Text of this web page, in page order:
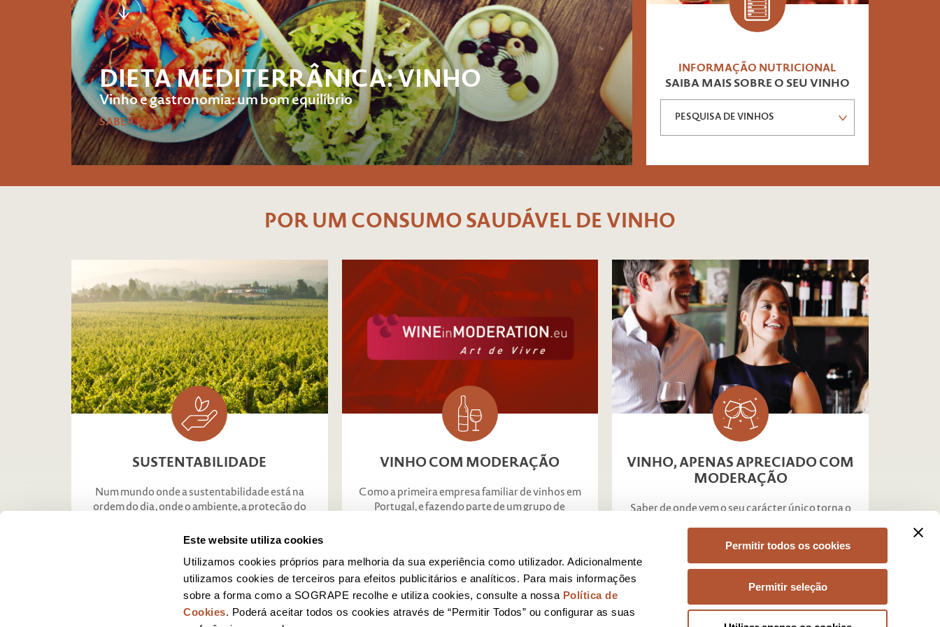
Este website utiliza cookies
Utilizamos cookies próprios para melhoria da sua experiência como utilizador. Adicionalmente
utilizamos cookies de terceiros para efeitos publicitários e analíticos. Para mais informações
sobre a forma como a SOGRAPE recolhe e utiliza cookies, consulte a nossa Política de
Cookies. Poderá aceitar todos os cookies através de “Permitir Todos” ou configurar as suas
Permitir todos os cookies
Permitir seleção
DIETA MEDITERRÂNICA: VINHO
Vinho e gastronomia: um bom equilíbrio
SABER MAIS
VINHO COM MODERAÇÃO
SABER MAIS
INFORMAÇÃO NUTRICIONAL
SAIBA MAIS SOBRE O SEU VINHO
PESQUISA DE VINHOS
POR UM CONSUMO SAUDÁVEL DE VINHO
SUSTENTABILIDADE
Num mundo onde a sustentabilidade está na
ordem do dia, onde o ambiente, a proteção do
SABER MAIS
VINHO COM MODERAÇÃO
Como a primeira empresa familiar de vinhos em
Portugal, e fazendo parte de um grupo de
SABER MAIS
VINHO, APENAS APRECIADO COM
MODERAÇÃO
Saber de onde vem o seu carácter único torna o